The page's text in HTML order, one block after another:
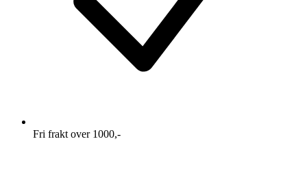
Fri frakt over 1000,-